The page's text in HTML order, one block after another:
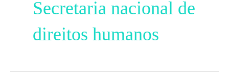
Secretaria nacional de
direitos humanos